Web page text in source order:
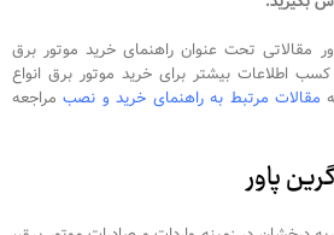
مقالاتی تحت عنوان راهنمای خرید موتور برق
کسب اطلاعات بیشتر برای خرید موتور برق انواع
مقالات مرتبط به راهنمای خرید و نصبمراجعه
پاور